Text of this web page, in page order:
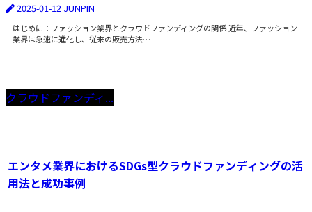
2025-01-12 JUNPIN
はじめに：ファッション業界とクラウドファンディングの関係 近年、ファッション
業界は急速に進化し、従来の販売方法…
クラウドファンディ...
エンタメ業界におけるSDGs型クラウドファンディングの活
用法と成功事例